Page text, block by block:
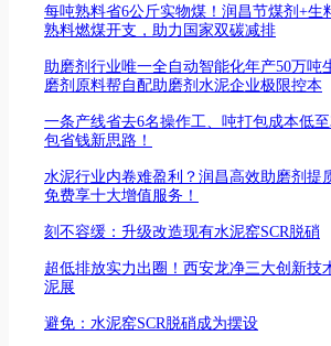
每吨熟料省6公斤实物煤！润昌节煤剂+生
熟料燃煤开支，助力国家双碳减排
助磨剂行业唯一全自动智能化年产50万吨
磨剂原料帮自配助磨剂水泥企业极限控本
一条产线省去6名操作工、吨打包成本低
包省钱新思路！
水泥行业内卷难盈利？润昌高效助磨剂提
免费享十大增值服务！
刻不容缓：升级改造现有水泥窑SCR脱硝
超低排放实力出圈！西安龙净三大创新技
泥展
避免：水泥窑SCR脱硝成为摆设